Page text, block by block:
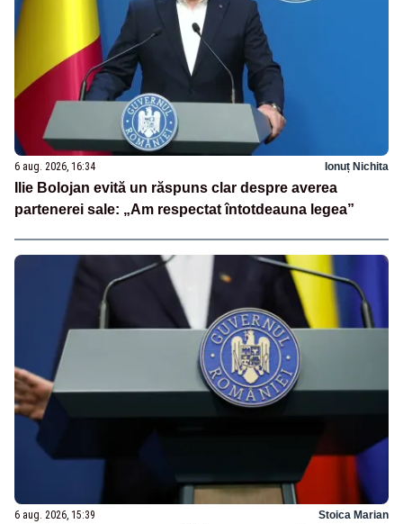
6 aug. 2026, 16:34 Ionuț Nichita
Ilie Bolojan evită un răspuns clar despre averea
partenerei sale: „Am respectat întotdeauna legea”
6 aug. 2026, 15:39 Stoica Marian